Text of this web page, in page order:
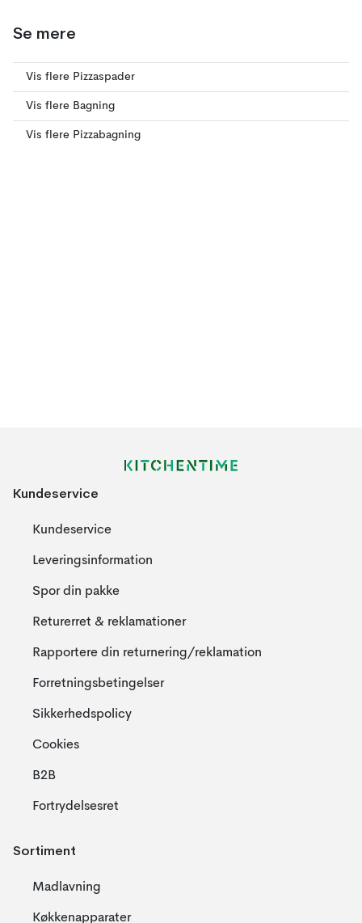
Se mere
Vis flere Pizzaspader
Vis flere Bagning
Vis flere Pizzabagning
Kundeservice
Kundeservice
Leveringsinformation
Spor din pakke
Returerret & reklamationer
Rapportere din returnering/reklamation
Forretningsbetingelser
Sikkerhedspolicy
Cookies
B2B
Fortrydelsesret
Sortiment
Madlavning
Køkkenapparater